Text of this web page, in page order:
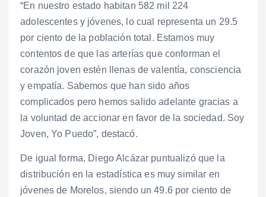
“En nuestro estado habitan 582 mil 224
adolescentes y jóvenes, lo cual representa un 29.5
por ciento de la población total. Estamos muy
contentos de que las arterías que conforman el
corazón joven estén llenas de valentía, consciencia
y empatía. Sabemos que han sido años
complicados pero hemos salido adelante gracias a
la voluntad de accionar en favor de la sociedad. Soy
Joven, Yo Puedo”, destacó.
De igual forma, Diego Alcázar puntualizó que la
distribución en la estadística es muy similar en
jóvenes de Morelos, siendo un 49.6 por ciento de